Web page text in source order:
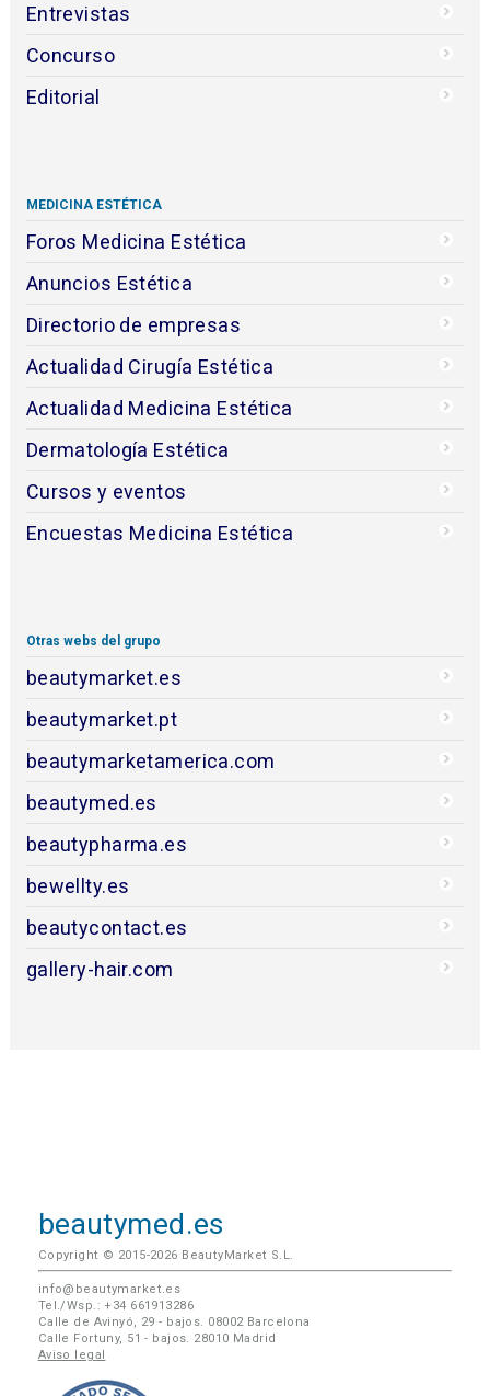
Entrevistas
Concurso
Editorial
MEDICINA ESTÉTICA
Foros Medicina Estética
Anuncios Estética
Directorio de empresas
Actualidad Cirugía Estética
Actualidad Medicina Estética
Dermatología Estética
Cursos y eventos
Encuestas Medicina Estética
Otras webs del grupo
beautymarket.es
beautymarket.pt
beautymarketamerica.com
beautymed.es
beautypharma.es
bewellty.es
beautycontact.es
gallery-hair.com
beautymed.es
Copyright © 2015-2026 BeautyMarket S.L.
info@beautymarket.es
Tel./Wsp.: +34 661913286
Calle de Avinyó, 29 - bajos. 08002 Barcelona
Calle Fortuny, 51 - bajos. 28010 Madrid
Aviso legal